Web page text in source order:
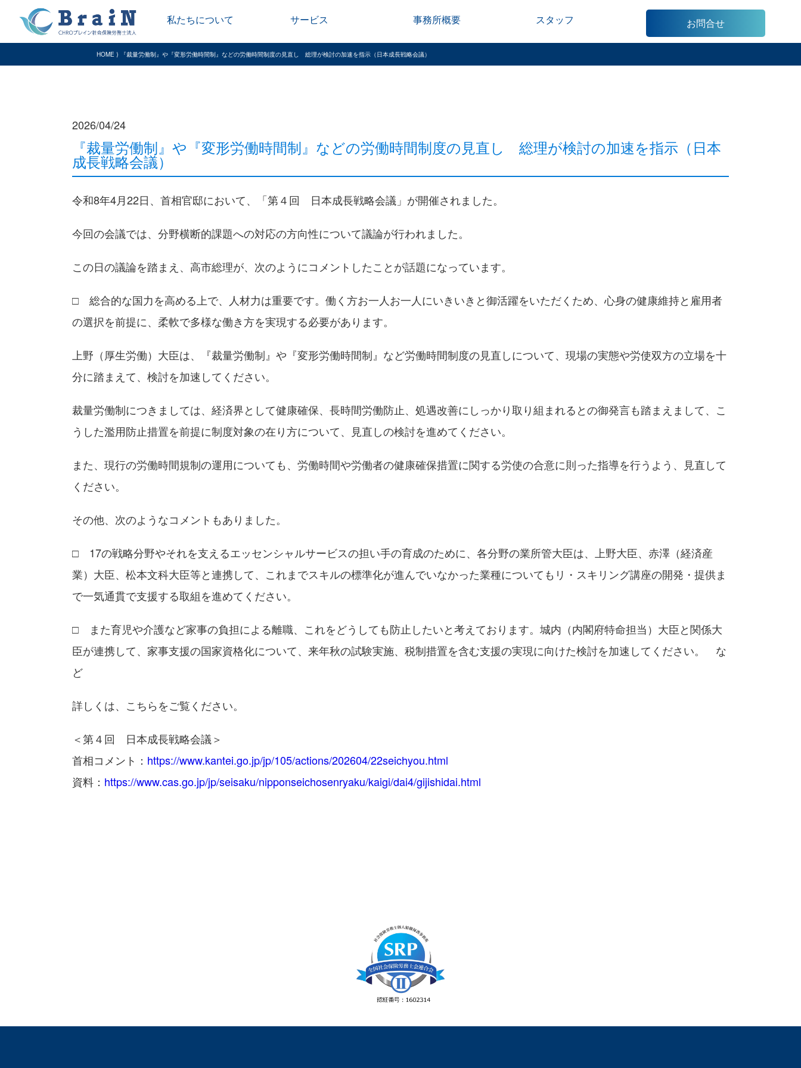
私たちについて サービス 事務所概要 スタッフ お問合せ
HOME ⟩ 『裁量労働制』や『変形労働時間制』などの労働時間制度の見直し 総理が検討の加速を指示（日本成長戦略会議）
2026/04/24
『裁量労働制』や『変形労働時間制』などの労働時間制度の見直し 総理が検討の加速を指示（日本
成長戦略会議）
令和8年4月22日、首相官邸において、「第４回 日本成長戦略会議」が開催されました。
今回の会議では、分野横断的課題への対応の方向性について議論が行われました。
この日の議論を踏まえ、高市総理が、次のようにコメントしたことが話題になっています。
□ 総合的な国力を高める上で、人材力は重要です。働く方お一人お一人にいきいきと御活躍をいただくため、心身の健康維持と雇用者
の選択を前提に、柔軟で多様な働き方を実現する必要があります。
上野（厚生労働）大臣は、『裁量労働制』や『変形労働時間制』など労働時間制度の見直しについて、現場の実態や労使双方の立場を十
分に踏まえて、検討を加速してください。
裁量労働制につきましては、経済界として健康確保、長時間労働防止、処遇改善にしっかり取り組まれるとの御発言も踏まえまして、こ
うした濫用防止措置を前提に制度対象の在り方について、見直しの検討を進めてください。
また、現行の労働時間規制の運用についても、労働時間や労働者の健康確保措置に関する労使の合意に則った指導を行うよう、見直して
ください。
その他、次のようなコメントもありました。
□ 17の戦略分野やそれを支えるエッセンシャルサービスの担い手の育成のために、各分野の業所管大臣は、上野大臣、赤澤（経済産
業）大臣、松本文科大臣等と連携して、これまでスキルの標準化が進んでいなかった業種についてもリ・スキリング講座の開発・提供ま
で一気通貫で支援する取組を進めてください。
□ また育児や介護など家事の負担による離職、これをどうしても防止したいと考えております。城内（内閣府特命担当）大臣と関係大
臣が連携して、家事支援の国家資格化について、来年秋の試験実施、税制措置を含む支援の実現に向けた検討を加速してください。 な
ど
詳しくは、こちらをご覧ください。
＜第４回 日本成長戦略会議＞
首相コメント： https://www.kantei.go.jp/jp/105/actions/202604/22seichyou.html
資料： https://www.cas.go.jp/jp/seisaku/nipponseichosenryaku/kaigi/dai4/gijishidai.html